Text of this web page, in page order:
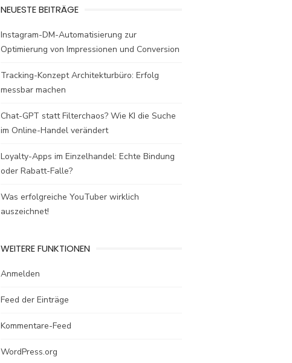
NEUESTE BEITRÄGE
Instagram-DM-Automatisierung zur
Optimierung von Impressionen und Conversion
Tracking-Konzept Architekturbüro: Erfolg
messbar machen
Chat-GPT statt Filterchaos? Wie KI die Suche
im Online-Handel verändert
Loyalty-Apps im Einzelhandel: Echte Bindung
oder Rabatt-Falle?
Was erfolgreiche YouTuber wirklich
auszeichnet!
WEITERE FUNKTIONEN
Anmelden
Feed der Einträge
Kommentare-Feed
WordPress.org